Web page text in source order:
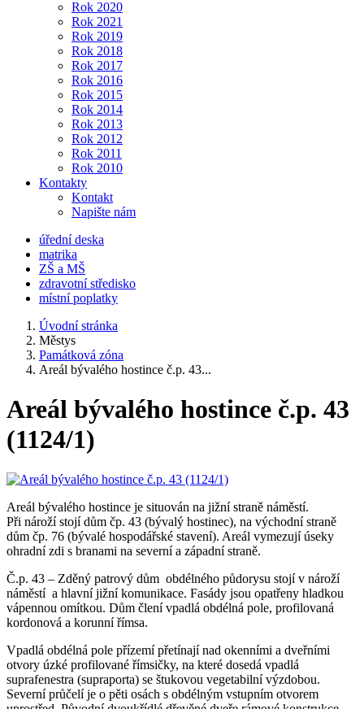
Rok 2020
Rok 2021
Rok 2019
Rok 2018
Rok 2017
Rok 2016
Rok 2015
Rok 2014
Rok 2013
Rok 2012
Rok 2011
Rok 2010
Kontakty
Kontakt
Napište nám
úřední deska
matrika
ZŠ a MŠ
zdravotní středisko
místní poplatky
Úvodní stránka
Městys
Památková zóna
Areál bývalého hostince č.p. 43...
Areál bývalého hostince č.p. 43
(1124/1)
Areál bývalého hostince je situován na jižní straně náměstí.
Při nároží stojí dům čp. 43 (bývalý hostinec), na východní straně
dům čp. 76 (bývalé hospodářské stavení). Areál vymezují úseky
ohradní zdi s branami na severní a západní straně.
Č.p. 43 – Zděný patrový dům obdélného půdorysu stojí v nároží
náměstí a hlavní jižní komunikace. Fasády jsou opatřeny hladkou
vápennou omítkou. Dům člení vpadlá obdélná pole, profilovaná
kordonová a korunní římsa.
Vpadlá obdélná pole přízemí přetínají nad okenními a dveřními
otvory úzké profilované římsičky, na které dosedá vpadlá
suprafenestra (supraporta) se štukovou vegetabilní výzdobou.
Severní průčelí je o pěti osách s obdélným vstupním otvorem